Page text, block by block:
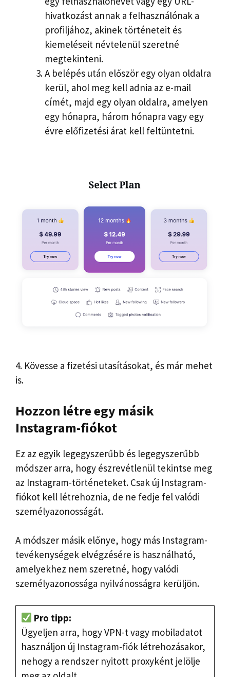
hivatkozást annak a felhasználónak a
profiljához, akinek történeteit és
kiemeléseit névtelenül szeretné
megtekinteni.
A belépés után először egy olyan oldalra
kerül, ahol meg kell adnia az e-mail
címét, majd egy olyan oldalra, amelyen
egy hónapra, három hónapra vagy egy
évre előfizetési árat kell feltüntetni.
4. Kövesse a fizetési utasításokat, és már mehet
is.
Hozzon létre egy másik
Instagram-fiókot
Ez az egyik legegyszerűbb és legegyszerűbb
módszer arra, hogy észrevétlenül tekintse meg
az Instagram-történeteket. Csak új Instagram-
fiókot kell létrehoznia, de ne fedje fel valódi
személyazonosságát.
A módszer másik előnye, hogy más Instagram-
tevékenységek elvégzésére is használható,
amelyekhez nem szeretné, hogy valódi
személyazonossága nyilvánosságra kerüljön.
Pro tipp:
Ügyeljen arra, hogy VPN-t vagy mobiladatot
használjon új Instagram-fiók létrehozásakor,
nehogy a rendszer nyitott proxyként jelölje